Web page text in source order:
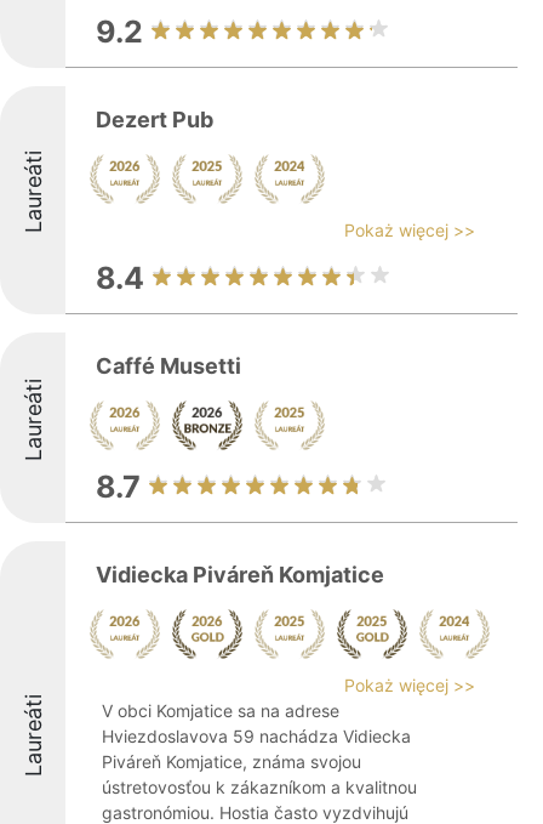
9.2
Laureáti
Dezert Pub
Pokaż więcej >>
8.4
Laureáti
Caffé Musetti
8.7
Laureáti
Vidiecka Piváreň Komjatice
Pokaż więcej >>
V obci Komjatice sa na adrese
Hviezdoslavova 59 nachádza Vidiecka
Piváreň Komjatice, známa svojou
ústretovosťou k zákazníkom a kvalitnou
gastronómiou. Hostia často vyzdvihujú